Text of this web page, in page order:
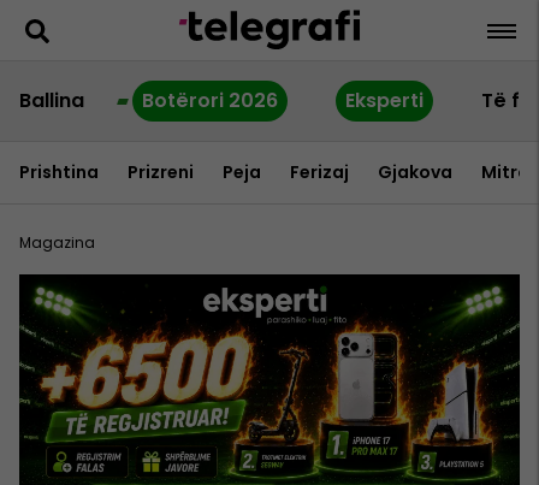
Ballina Botërori 2026 Eksperti Të
Prishtina Prizreni Peja Ferizaj Gjakova
Magazina